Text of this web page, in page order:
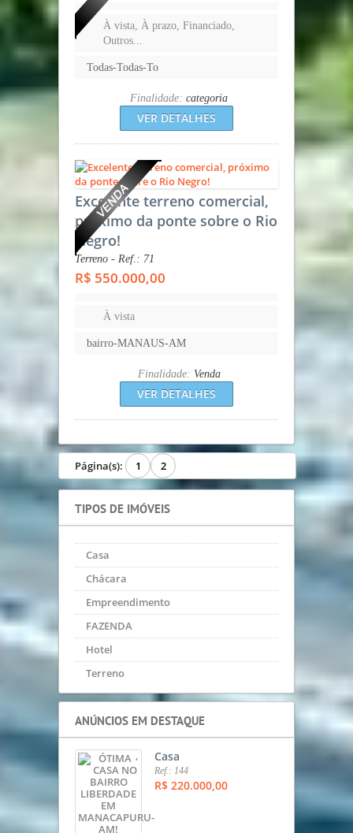
À vista, À prazo, Financiado,
Outros...
Todas-Todas-To
Finalidade: categoria
VER DETALHES
Excelente terreno comercial,
próximo da ponte sobre o Rio
Negro!
Terreno - Ref.: 71
R$ 550.000,00
À vista
bairro-MANAUS-AM
Finalidade: Venda
VER DETALHES
Página(s): 1 2
TIPOS DE IMÓVEIS
Casa
Chácara
Empreendimento
FAZENDA
Hotel
Terreno
ANÚNCIOS EM DESTAQUE
, Casa
Ref.: 144
R$ 220.000,00